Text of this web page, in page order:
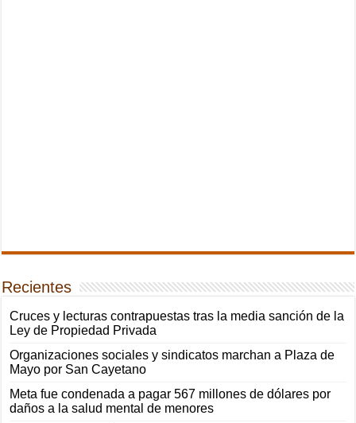
Recientes
Cruces y lecturas contrapuestas tras la media sanción de la
Ley de Propiedad Privada
Organizaciones sociales y sindicatos marchan a Plaza de
Mayo por San Cayetano
Meta fue condenada a pagar 567 millones de dólares por
daños a la salud mental de menores